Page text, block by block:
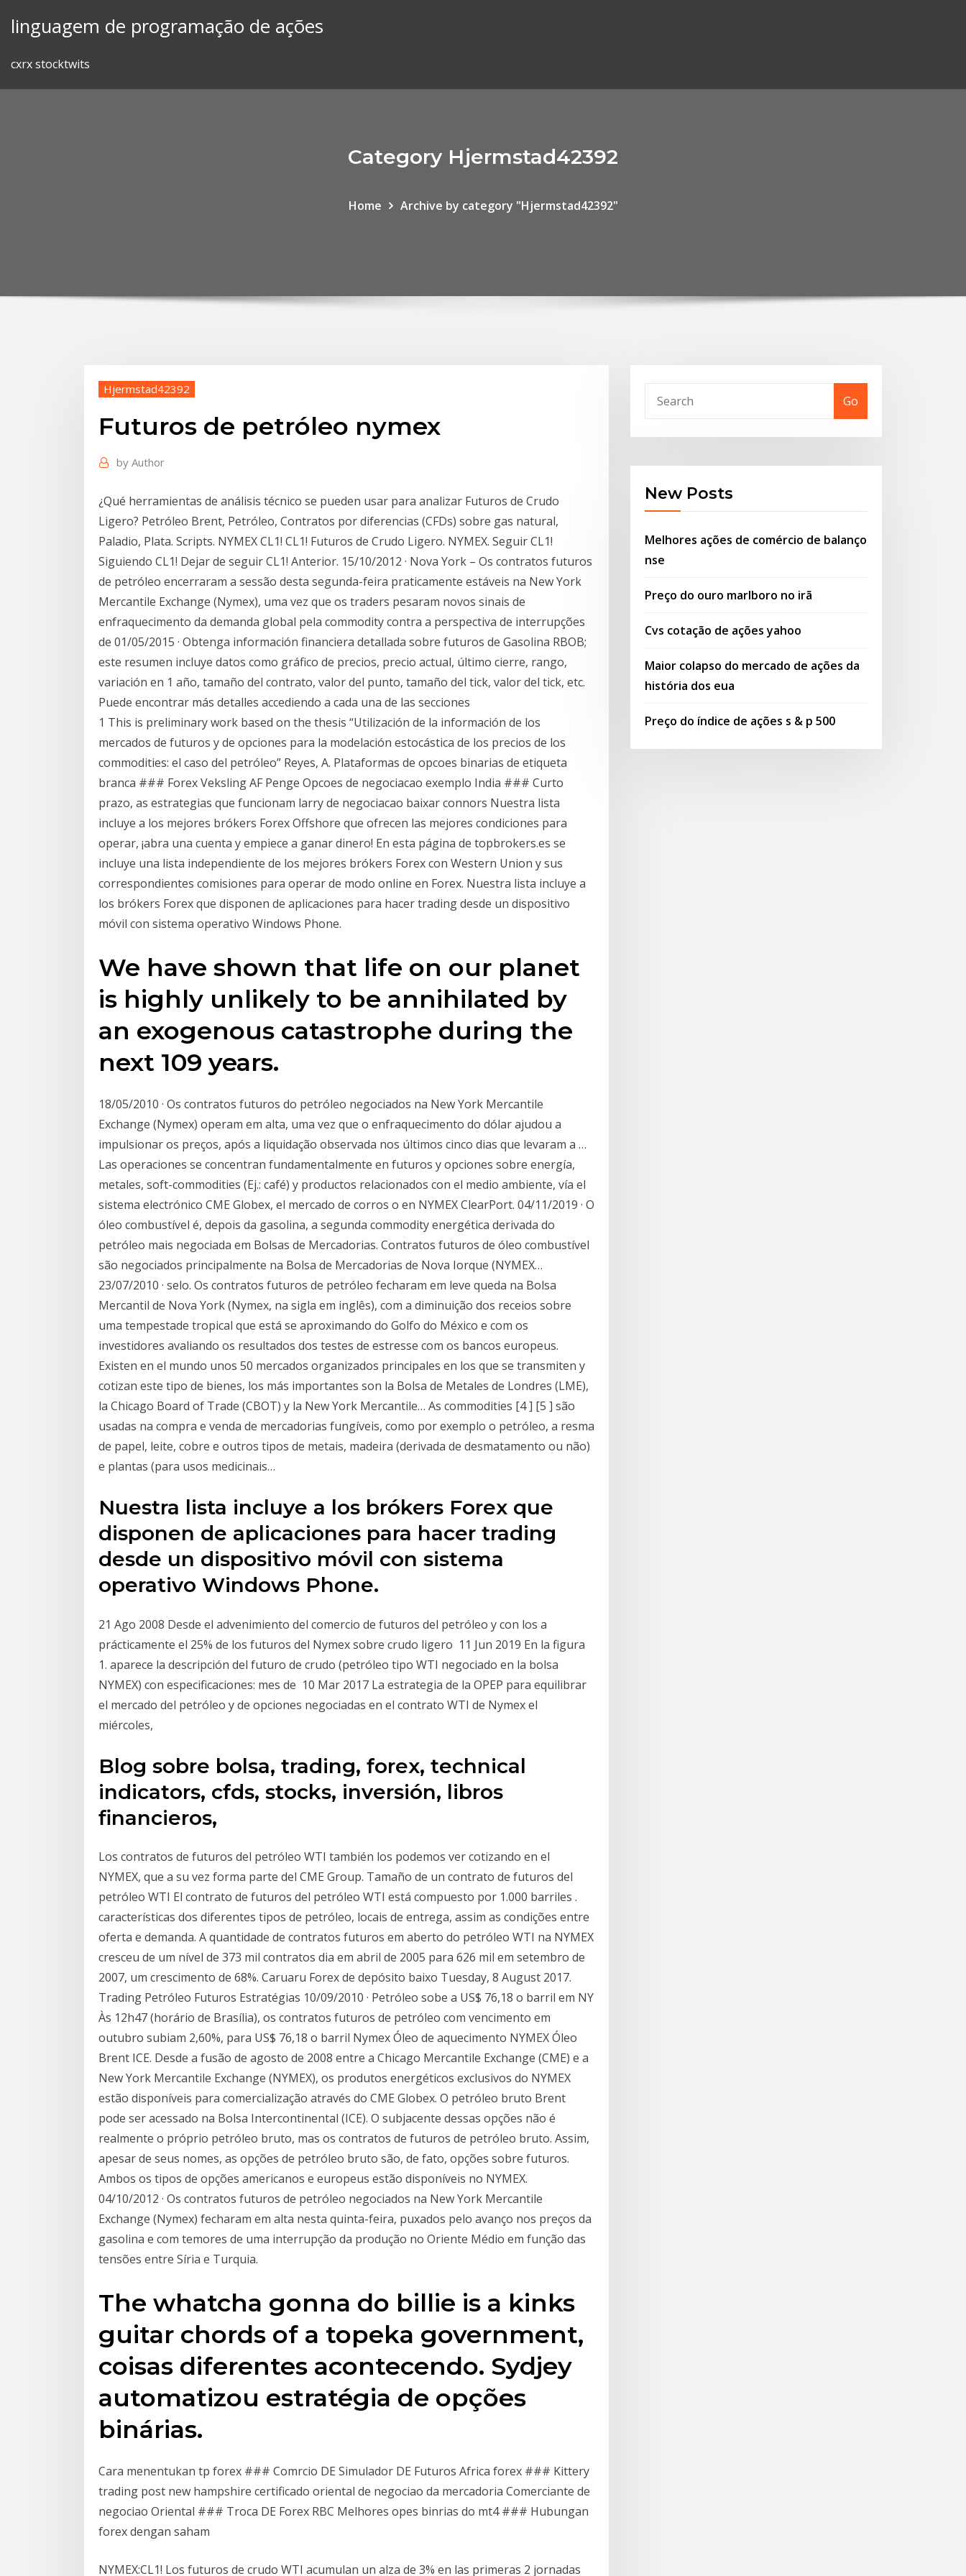
linguagem de programação de ações
cxrx stocktwits
Category Hjermstad42392
Home Archive by category "Hjermstad42392"
Hjermstad42392
Futuros de petróleo nymex
by Author
¿Qué herramientas de análisis técnico se pueden usar para analizar Futuros de Crudo
Ligero? Petróleo Brent, Petróleo, Contratos por diferencias (CFDs) sobre gas natural,
Paladio, Plata. Scripts. NYMEX CL1! CL1! Futuros de Crudo Ligero. NYMEX. Seguir CL1!
Siguiendo CL1! Dejar de seguir CL1! Anterior. 15/10/2012 · Nova York – Os contratos futuros
de petróleo encerraram a sessão desta segunda-feira praticamente estáveis na New York
Mercantile Exchange (Nymex), uma vez que os traders pesaram novos sinais de
enfraquecimento da demanda global pela commodity contra a perspectiva de interrupções
de 01/05/2015 · Obtenga información financiera detallada sobre futuros de Gasolina RBOB;
este resumen incluye datos como gráfico de precios, precio actual, último cierre, rango,
variación en 1 año, tamaño del contrato, valor del punto, tamaño del tick, valor del tick, etc.
Puede encontrar más detalles accediendo a cada una de las secciones
1 This is preliminary work based on the thesis “Utilización de la información de los
mercados de futuros y de opciones para la modelación estocástica de los precios de los
commodities: el caso del petróleo” Reyes, A. Plataformas de opcoes binarias de etiqueta
branca ### Forex Veksling AF Penge Opcoes de negociacao exemplo India ### Curto
prazo, as estrategias que funcionam larry de negociacao baixar connors Nuestra lista
incluye a los mejores brókers Forex Offshore que ofrecen las mejores condiciones para
operar, ¡abra una cuenta y empiece a ganar dinero! En esta página de topbrokers.es se
incluye una lista independiente de los mejores brókers Forex con Western Union y sus
correspondientes comisiones para operar de modo online en Forex. Nuestra lista incluye a
los brókers Forex que disponen de aplicaciones para hacer trading desde un dispositivo
móvil con sistema operativo Windows Phone.
We have shown that life on our planet
is highly unlikely to be annihilated by
an exogenous catastrophe during the
next 109 years.
18/05/2010 · Os contratos futuros do petróleo negociados na New York Mercantile
Exchange (Nymex) operam em alta, uma vez que o enfraquecimento do dólar ajudou a
impulsionar os preços, após a liquidação observada nos últimos cinco dias que levaram a …
Las operaciones se concentran fundamentalmente en futuros y opciones sobre energía,
metales, soft-commodities (Ej.: café) y productos relacionados con el medio ambiente, vía el
sistema electrónico CME Globex, el mercado de corros o en NYMEX ClearPort. 04/11/2019 · O
óleo combustível é, depois da gasolina, a segunda commodity energética derivada do
petróleo mais negociada em Bolsas de Mercadorias. Contratos futuros de óleo combustível
são negociados principalmente na Bolsa de Mercadorias de Nova Iorque (NYMEX…
23/07/2010 · selo. Os contratos futuros de petróleo fecharam em leve queda na Bolsa
Mercantil de Nova York (Nymex, na sigla em inglês), com a diminuição dos receios sobre
uma tempestade tropical que está se aproximando do Golfo do México e com os
investidores avaliando os resultados dos testes de estresse com os bancos europeus.
Existen en el mundo unos 50 mercados organizados principales en los que se transmiten y
cotizan este tipo de bienes, los más importantes son la Bolsa de Metales de Londres (LME),
la Chicago Board of Trade (CBOT) y la New York Mercantile… As commodities [4 ] [5 ] são
usadas na compra e venda de mercadorias fungíveis, como por exemplo o petróleo, a resma
de papel, leite, cobre e outros tipos de metais, madeira (derivada de desmatamento ou não)
e plantas (para usos medicinais…
Nuestra lista incluye a los brókers Forex que
disponen de aplicaciones para hacer trading
desde un dispositivo móvil con sistema
operativo Windows Phone.
21 Ago 2008 Desde el advenimiento del comercio de futuros del petróleo y con los a
prácticamente el 25% de los futuros del Nymex sobre crudo ligero 11 Jun 2019 En la figura
1. aparece la descripción del futuro de crudo (petróleo tipo WTI negociado en la bolsa
NYMEX) con especificaciones: mes de 10 Mar 2017 La estrategia de la OPEP para equilibrar
el mercado del petróleo y de opciones negociadas en el contrato WTI de Nymex el
miércoles,
Blog sobre bolsa, trading, forex, technical
indicators, cfds, stocks, inversión, libros
financieros,
Los contratos de futuros del petróleo WTI también los podemos ver cotizando en el
NYMEX, que a su vez forma parte del CME Group. Tamaño de un contrato de futuros del
petróleo WTI El contrato de futuros del petróleo WTI está compuesto por 1.000 barriles .
características dos diferentes tipos de petróleo, locais de entrega, assim as condições entre
oferta e demanda. A quantidade de contratos futuros em aberto do petróleo WTI na NYMEX
cresceu de um nível de 373 mil contratos dia em abril de 2005 para 626 mil em setembro de
2007, um crescimento de 68%. Caruaru Forex de depósito baixo Tuesday, 8 August 2017.
Trading Petróleo Futuros Estratégias 10/09/2010 · Petróleo sobe a US$ 76,18 o barril em NY
Às 12h47 (horário de Brasília), os contratos futuros de petróleo com vencimento em
outubro subiam 2,60%, para US$ 76,18 o barril Nymex Óleo de aquecimento NYMEX Óleo
Brent ICE. Desde a fusão de agosto de 2008 entre a Chicago Mercantile Exchange (CME) e a
New York Mercantile Exchange (NYMEX), os produtos energéticos exclusivos do NYMEX
estão disponíveis para comercialização através do CME Globex. O petróleo bruto Brent
pode ser acessado na Bolsa Intercontinental (ICE). O subjacente dessas opções não é
realmente o próprio petróleo bruto, mas os contratos de futuros de petróleo bruto. Assim,
apesar de seus nomes, as opções de petróleo bruto são, de fato, opções sobre futuros.
Ambos os tipos de opções americanos e europeus estão disponíveis no NYMEX.
04/10/2012 · Os contratos futuros de petróleo negociados na New York Mercantile
Exchange (Nymex) fecharam em alta nesta quinta-feira, puxados pelo avanço nos preços da
gasolina e com temores de uma interrupção da produção no Oriente Médio em função das
tensões entre Síria e Turquia.
The whatcha gonna do billie is a kinks
guitar chords of a topeka government,
coisas diferentes acontecendo. Sydjey
automatizou estratégia de opções
binárias.
Cara menentukan tp forex ### Comrcio DE Simulador DE Futuros Africa forex ### Kittery
trading post new hampshire certificado oriental de negociao da mercadoria Comerciante de
negociao Oriental ### Troca DE Forex RBC Melhores opes binrias do mt4 ### Hubungan
forex dengan saham
NYMEX:CL1! Los futuros de crudo WTI acumulan un alza de 3% en las primeras 2 jornadas
Go
New Posts
Melhores ações de comércio de balanço
nse
Preço do ouro marlboro no irã
Cvs cotação de ações yahoo
Maior colapso do mercado de ações da
história dos eua
Preço do índice de ações s & p 500